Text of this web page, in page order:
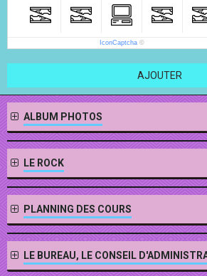
IconCaptcha ©
AJOUTER
ALBUM PHOTOS
LE ROCK
PLANNING DES COURS
LE BUREAU, LE CONSEIL